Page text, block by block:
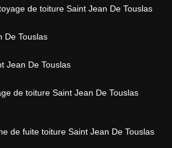
de toiture Saint Jean De Touslas
De Touslas
Jean De Touslas
de toiture Saint Jean De Touslas
de fuite toiture Saint Jean De Touslas